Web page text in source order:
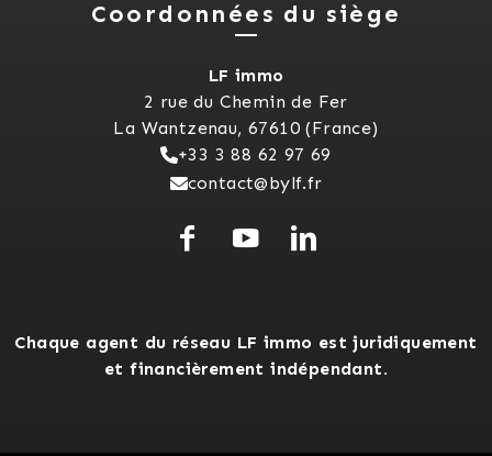
Coordonnées du siège
LF immo
2 rue du Chemin de Fer
La Wantzenau, 67610 (France)
+33 3 88 62 97 69
contact@bylf.fr
Chaque agent du réseau LF immo est juridiquement
et financièrement indépendant.